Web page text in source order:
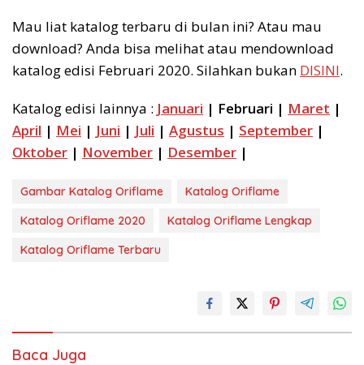
Mau liat katalog terbaru di bulan ini? Atau mau
download? Anda bisa melihat atau mendownload
katalog edisi Februari 2020. Silahkan bukan DISINI.
Katalog edisi lainnya : Januari | Februari | Maret |
April | Mei | Juni | Juli | Agustus | September |
Oktober | November | Desember |
Gambar Katalog Oriflame
Katalog Oriflame
Katalog Oriflame 2020
Katalog Oriflame Lengkap
Katalog Oriflame Terbaru
Baca Juga